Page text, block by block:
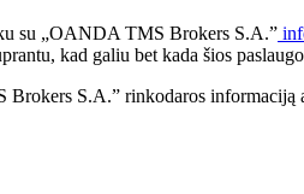
su „OANDA TMS Brokers S.A.”
kad galiu bet kada šios
S.A.” rinkodaros informaciją